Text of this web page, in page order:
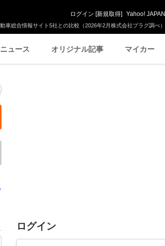
車総合情報サイト5社との比較（2026年2月株式会社プラグ調べ）
ログイン [新規取得] Yahoo! JAPAN
ニュース オリジナル記事 マイカー
ログイン